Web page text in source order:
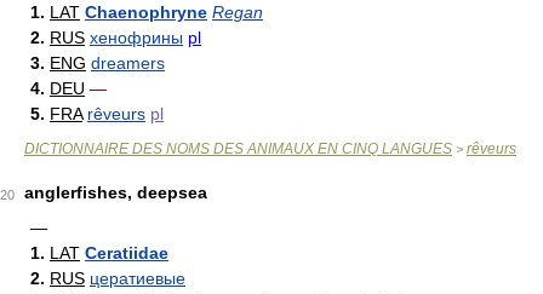
1. LAT Chaenophryne Regan
2. RUS хенофрины pl
3. ENG dreamers
4. DEU —
5. FRA rêveurs pl
DICTIONNAIRE DES NOMS DES ANIMAUX EN CINQ LANGUES > rêveurs
20
anglerfishes, deepsea
—
1. LAT Ceratiidae
2. RUS цератиевые